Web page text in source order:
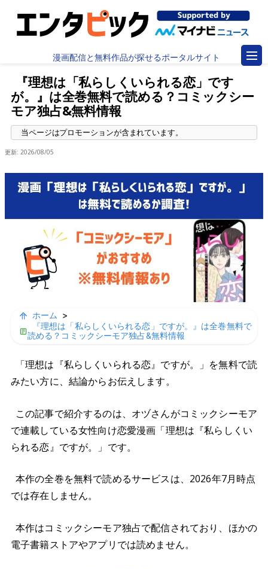
漫画配信と無料作品が探せるポータルサイト
『理想は「私らしくいられる恋」です
が。』は全巻無料で読める？コミックシー
モア独占&無料情報
更新: 2026/08/05
ホーム
>
『理想は「私らしくいられる恋」ですが。』は全巻無料で
読める？コミックシーモア独占&無料情報
「理想は『私らしくいられる恋』ですが。」を無料で読
みたい方に、結論からお伝えします。
この記事で紹介するのは、オヅさんがコミックシーモア
で連載している女性向け恋愛漫画「理想は『私らしくい
られる恋』ですが。」です。
本作の全巻を無料で読めるサービスは、2026年7月時点
では存在しません。
本作はコミックシーモア独占で配信されており、ほかの
電子書籍ストアやアプリでは読めません。